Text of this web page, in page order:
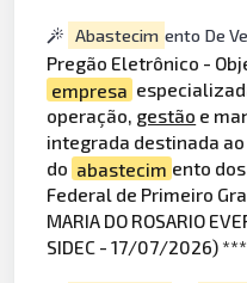
Abastecim ento De
Pregão Eletrônico -
empresa
operação, gestão e
integrada destinada
do abastecim ento
Federal de Primeiro
MARIA DO ROSARIO
SIDEC - 17/07/2026)